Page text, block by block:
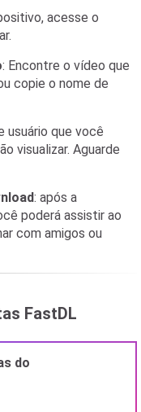
acesse o
: Encontre o vídeo que
copie o nome de
usuário que você
visualizar. Aguarde
: após a
poderá assistir ao
com amigos ou
FastDL
do